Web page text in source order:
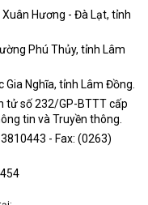
Hương - Đà Lạt, tỉnh
Phú Thủy, tỉnh Lâm
Nghĩa, tỉnh Lâm Đồng.
tử số 232/GP-BTTT cấp
tin và Truyền thông.
- Fax: (0263)